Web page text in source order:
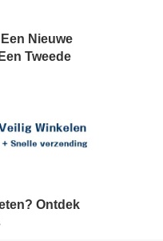
Nieuwe
Tweede
Ontdek